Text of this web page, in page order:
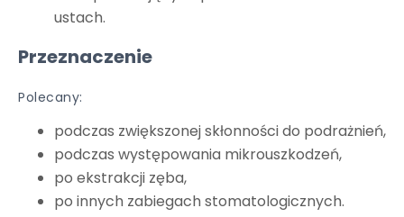
ustach.
Przeznaczenie
Polecany:
podczas zwiększonej skłonności do podrażnień,
podczas występowania mikrouszkodzeń,
po ekstrakcji zęba,
po innych zabiegach stomatologicznych.